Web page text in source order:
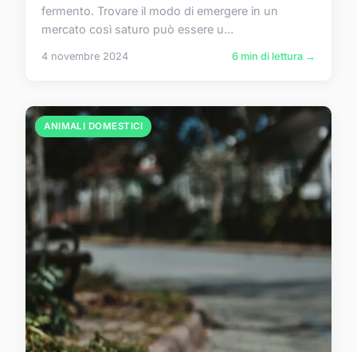
fermento. Trovare il modo di emergere in un
mercato così saturo può essere u...
4 novembre 2024 6 min di lettura →
ANIMALI DOMESTICI